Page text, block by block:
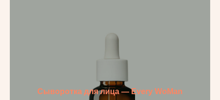
Сыворотка для лица — Every WoMan